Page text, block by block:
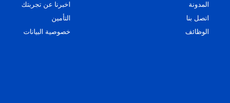
المدونة
اتصل بنا
الوظائف
اخبرنا عن تجربتك
التأمين
خصوصية البيانات